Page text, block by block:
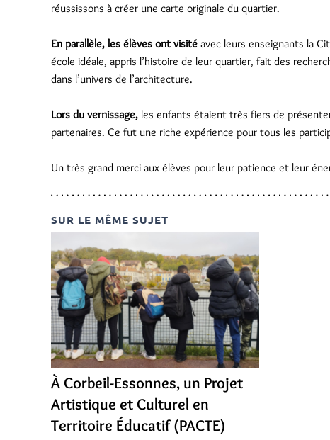
réussissons à créer une carte originale du quartier.
En parallèle, les élèves ont visité avec leurs enseignants la
école idéale, appris l’histoire de leur quartier, fait des
dans l’univers de l’architecture.
Lors du vernissage, les enfants étaient très fiers de
partenaires. Ce fut une riche expérience pour tous les
Un très grand merci aux élèves pour leur patience et leur
SUR LE MÊME SUJET
À Corbeil-Essonnes, un Projet
Artistique et Culturel en
Territoire Éducatif (PACTE)